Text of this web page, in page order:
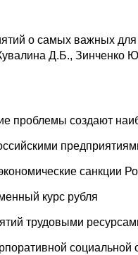
о самых важных
Д.Б., Зинченко
проблемы создают
санкции
курс рубля
трудовыми
социальной